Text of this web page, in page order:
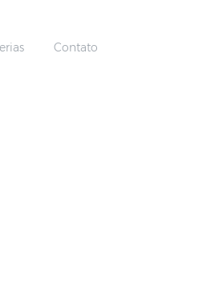
Contato